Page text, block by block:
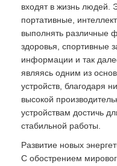
входят в жизнь людей.
портативные,
выполнять различные
здоровья, спортивные
информации и так
являясь одним из
устройств, благодаря
высокой
устройствам достичь
стабильной работы.
Развитие новых
С обострением